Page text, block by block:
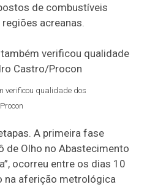
de combustíveis
acreanas.
verificou qualidade dos
A primeira fase
de Olho no Abastecimento
ocorreu entre os dias 10
na aferição metrológica